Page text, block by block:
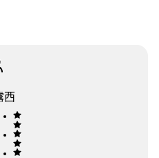
西